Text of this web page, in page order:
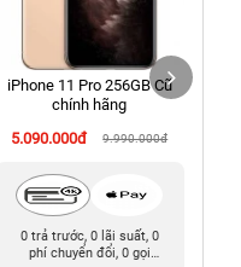
Hồ Chí Minh (TP. Vũng
Hồ Chí Minh (Tân Bình
iPhone 11 Pro 256GB Cũ
chính hãng
5.090.000đ
9.990.000đ
0 trả trước, 0 lãi suất, 0
phí chuyển đổi, 0 gọi